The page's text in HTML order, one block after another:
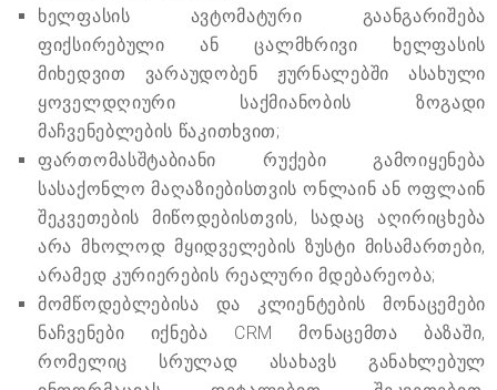
ხელფასის ავტომატური გაანგარიშება
ფიქსირებული ან ცალმხრივი ხელფასის
მიხედვით ვარაუდობენ ჟურნალებში ასახული
ყოველდღიური საქმიანობის ზოგადი
მაჩვენებლების წაკითხვით;
ფართომასშტაბიანი რუქები გამოიყენება
სასაქონლო მაღაზიებისთვის ონლაინ ან ოფლაინ
შეკვეთების მიწოდებისთვის, სადაც აღირიცხება
არა მხოლოდ მყიდველების ზუსტი მისამართები,
არამედ კურიერების რეალური მდებარეობა;
მომწოდებლებისა და კლიენტების მონაცემები
ნაჩვენები იქნება CRM მონაცემთა ბაზაში,
რომელიც სრულად ასახავს განახლებულ